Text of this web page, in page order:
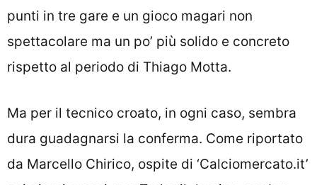
punti in tre gare e un gioco magari non
spettacolare ma un po’ più solido e concreto
rispetto al periodo di Thiago Motta.
Ma per il tecnico croato, in ogni caso, sembra
dura guadagnarsi la conferma. Come riportato
da Marcello Chirico, ospite di ‘Calciomercato.it’